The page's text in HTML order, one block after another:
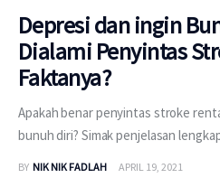
Depresi dan ingin
Dialami Penyintas
Faktanya?
Apakah benar penyintas stroke
bunuh diri? Simak penjelasan
BY NIK NIK FADLAH APRIL 19, 2021